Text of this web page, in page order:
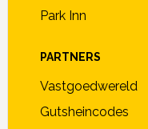
Park Inn
PARTNERS
Vastgoedwereld
Gutsheincodes